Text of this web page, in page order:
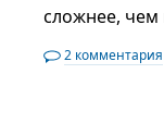
сложнее, чем
2 комментария